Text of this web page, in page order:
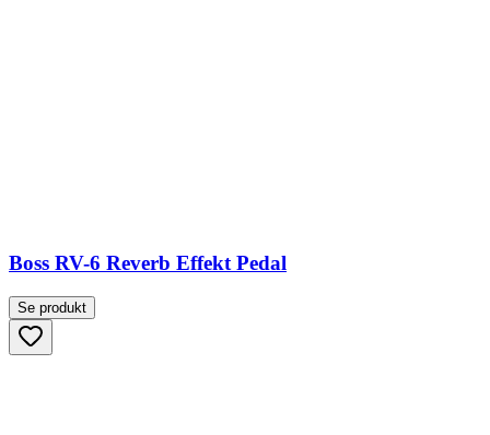
Boss RV-6 Reverb Effekt Pedal
Se produkt